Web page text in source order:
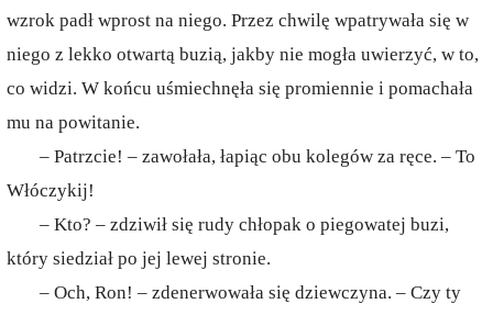
wzrok padł wprost na niego. Przez chwilę wpatrywała się w
niego z lekko otwartą buzią, jakby nie mogła uwierzyć, w to,
co widzi. W końcu uśmiechnęła się promiennie i pomachała
mu na powitanie.
– Patrzcie! – zawołała, łapiąc obu kolegów za ręce. – To
Włóczykij!
– Kto? – zdziwił się rudy chłopak o piegowatej buzi,
który siedział po jej lewej stronie.
– Och, Ron! – zdenerwowała się dziewczyna. – Czy ty